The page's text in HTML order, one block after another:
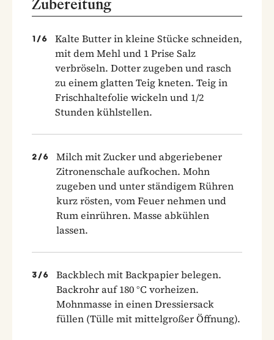
Zubereitung
1 /6
Kalte Butter in kleine Stücke schneiden,
mit dem Mehl und 1 Prise Salz
verbröseln. Dotter zugeben und rasch
zu einem glatten Teig kneten. Teig in
Frischhaltefolie wickeln und 1/2
Stunden kühlstellen.
2 /6
Milch mit Zucker und abgeriebener
Zitronenschale aufkochen. Mohn
zugeben und unter ständigem Rühren
kurz rösten, vom Feuer nehmen und
Rum einrühren. Masse abkühlen
lassen.
3 /6
Backblech mit Backpapier belegen.
Backrohr auf 180 °C vorheizen.
Mohnmasse in einen Dressiersack
füllen (Tülle mit mittelgroßer Öffnung).